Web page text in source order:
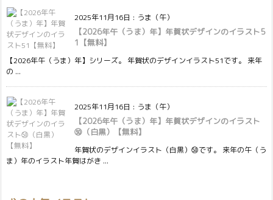
2025年11月16日 : うま（午）
【2026年午（うま）年】年賀状デザインのイラスト5
1【無料】
【2026年午（うま）年】シリーズ。 年賀状のデザインイラスト51です。 来年
の ...
2025年11月16日 : うま（午）
【2026年午（うま）年】年賀状デザインのイラスト
㊿（白黒）【無料】
年賀状のデザインイラスト（白黒）㊿です。 来年の午（う
ま）年のイラスト年賀はがき ...